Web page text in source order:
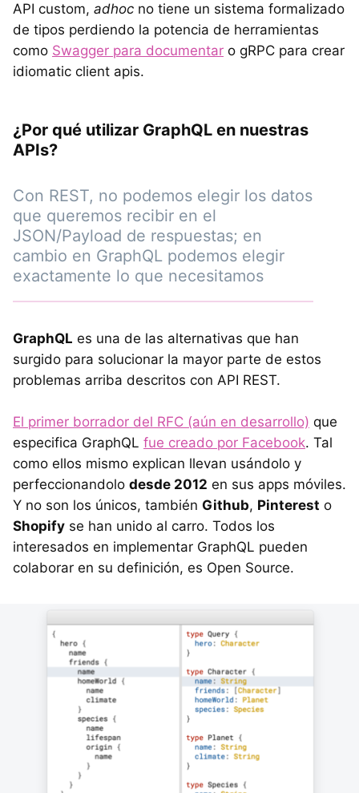
API custom, adhoc no tiene un sistema formalizado
de tipos perdiendo la potencia de herramientas
como Swagger para documentar o gRPC para crear
idiomatic client apis.
¿Por qué utilizar GraphQL en nuestras
APIs?
Con REST, no podemos elegir los datos
que queremos recibir en el
JSON/Payload de respuestas; en
cambio en GraphQL podemos elegir
exactamente lo que necesitamos
GraphQL es una de las alternativas que han
surgido para solucionar la mayor parte de estos
problemas arriba descritos con API REST.
El primer borrador del RFC (aún en desarrollo) que
especifica GraphQL fue creado por Facebook. Tal
como ellos mismo explican llevan usándolo y
perfeccionandolo desde 2012 en sus apps móviles.
Y no son los únicos, también Github, Pinterest o
Shopify se han unido al carro. Todos los
interesados en implementar GraphQL pueden
colaborar en su definición, es Open Source.